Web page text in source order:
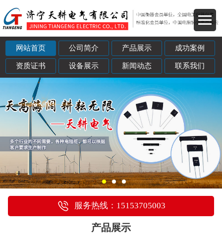
网站首页 公司简介 产品展示 成功案例
资质证书 设备展示 新闻动态 联系我们
服务热线：15153705003
产品展示